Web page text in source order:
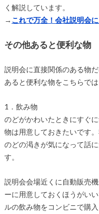
く解説しています。
→ これで万全！会社説明会
その他あると便利な物
説明会に直接関係のある物
あると便利な物をこちらでは
1．飲み物
のどがかわいたときにすぐ
物は用意しておきたいです
のどの渇きが気になって話
す。
説明会会場近くに自動販売
ーに用意しておくほうがい
ルの飲み物をコンビニで購